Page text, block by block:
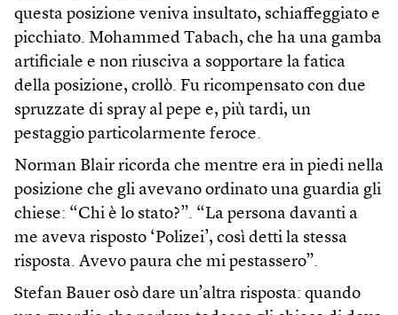
questa posizione veniva insultato, schiaffeggiato e
picchiato. Mohammed Tabach, che ha una gamba
artificiale e non riusciva a sopportare la fatica
della posizione, crollò. Fu ricompensato con due
spruzzate di spray al pepe e, più tardi, un
pestaggio particolarmente feroce.
Norman Blair ricorda che mentre era in piedi nella
posizione che gli avevano ordinato una guardia gli
chiese: “Chi è lo stato?”. “La persona davanti a
me aveva risposto ‘Polizei’, così detti la stessa
risposta. Avevo paura che mi pestassero”.
Stefan Bauer osò dare un’altra risposta: quando